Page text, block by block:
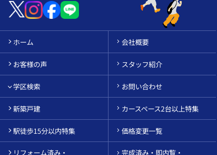
ホーム 会社概要
お客様の声 スタッフ紹介
学区検索 お問い合わせ
新築戸建 カースペース2台以上特集
駅徒歩15分以内特集 価格変更一覧
リフォーム済み・ 完成済み・即内覧・